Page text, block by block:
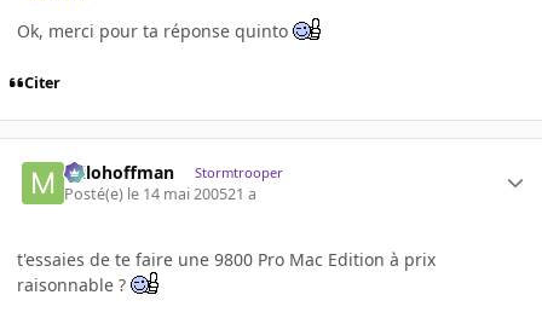
Ok, merci pour ta réponse quinto
Citer
milohoffman Stormtrooper
Posté(e) le 14 mai 200521 a
t'essaies de te faire une 9800 Pro Mac Edition à prix
raisonnable ?